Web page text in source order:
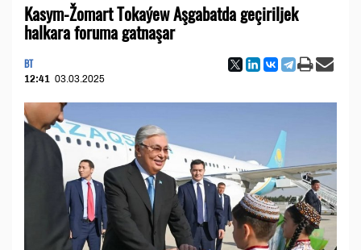
Kasym-Žomart Tokaýew Aşgabatda geçiriljek
halkara foruma gatnaşar
BT
12:41 03.03.2025